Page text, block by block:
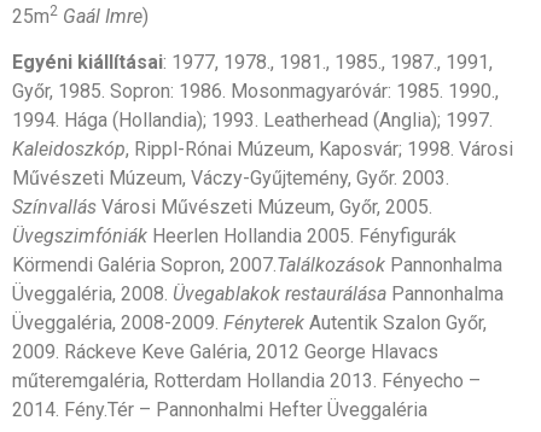
25m2 Gaál Imre)
Egyéni kiállításai: 1977, 1978., 1981., 1985., 1987., 1991,
Győr, 1985. Sopron: 1986. Mosonmagyaróvár: 1985. 1990.,
1994. Hága (Hollandia); 1993. Leatherhead (Anglia); 1997.
Kaleidoszkóp, Rippl-Rónai Múzeum, Kaposvár; 1998. Városi
Művészeti Múzeum, Váczy-Gyűjtemény, Győr. 2003.
Színvallás Városi Művészeti Múzeum, Győr, 2005.
Üvegszimfóniák Heerlen Hollandia 2005. Fényfigurák
Körmendi Galéria Sopron, 2007.Találkozások Pannonhalma
Üveggaléria, 2008. Üvegablakok restaurálása Pannonhalma
Üveggaléria, 2008-2009. Fényterek Autentik Szalon Győr,
2009. Ráckeve Keve Galéria, 2012 George Hlavacs
műteremgaléria, Rotterdam Hollandia 2013. Fényecho –
2014. Fény.Tér – Pannonhalmi Hefter Üveggaléria